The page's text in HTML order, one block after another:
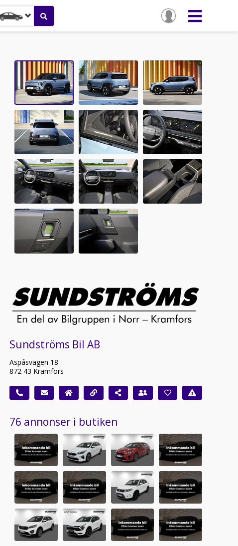
Sundströms Bil AB
Aspåsvägen 18
872 43 Kramfors
76 annonser i butiken